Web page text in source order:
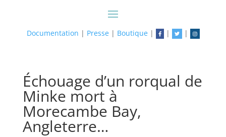
Documentation | Presse| Boutique| | |
Échouage d’un rorqual de
Minke mort à
Morecambe Bay,
Angleterre…